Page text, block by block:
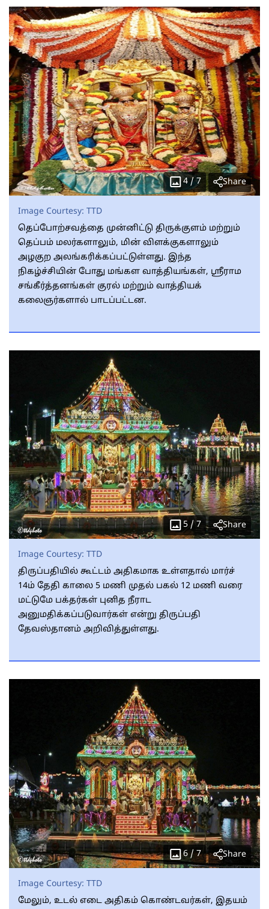
4 /7 Share
Image Courtesy: TTD
தெப்போற்சவத்தை முன்னிட்டு திருக்குளம் மற்றும்
தெப்பம் மலர்களாலும், மின் விளக்குகளாலும்
அழகுற அலங்கரிக்கப்பட்டுள்ளது. இந்த
நிகழ்ச்சியின் போது மங்கள வாத்தியங்கள், ஸ்ரீராம
சங்கீர்த்தனங்கள் குரல் மற்றும் வாத்தியக்
கலைஞர்களால் பாடப்பட்டன.
5 /7 Share
Image Courtesy: TTD
திருப்பதியில் கூட்டம் அதிகமாக உள்ளதால் மார்ச்
14ம் தேதி காலை 5 மணி முதல் பகல் 12 மணி வரை
மட்டுமே பக்தர்கள் புனித நீராட
அனுமதிக்கப்படுவார்கள் என்று திருப்பதி
தேவஸ்தானம் அறிவித்துள்ளது.
6 /7 Share
Image Courtesy: TTD
மேலும், உடல் எடை அதிகம் கொண்டவர்கள், இதயம்